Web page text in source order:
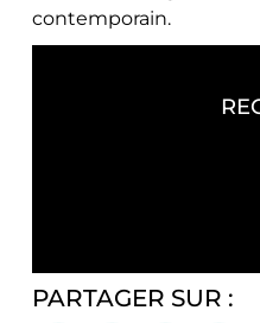
contemporain.
PARTAGER SUR :